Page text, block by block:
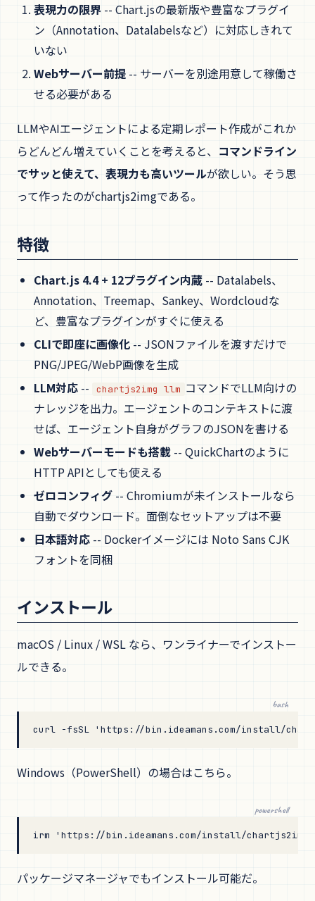
表現力の限界 -- Chart.jsの最新版や豊富なプラグイ
ン（Annotation、Datalabelsなど）に対応しきれて
いない
Webサーバー前提 -- サーバーを別途用意して稼働さ
せる必要がある
LLMやAIエージェントによる定期レポート作成がこれか
らどんどん増えていくことを考えると、 コマンドライン
でサッと使えて、表現力も高いツールが欲しい。そう思
って作ったのがchartjs2imgである。
特徴
Chart.js 4.4 + 12プラグイン内蔵 -- Datalabels、
Annotation、Treemap、Sankey、Wordcloudな
ど、豊富なプラグインがすぐに使える
CLIで即座に画像化 -- JSONファイルを渡すだけで
PNG/JPEG/WebP画像を生成
LLM対応 -- chartjs2img llm コマンドでLLM向けの
ナレッジを出力。エージェントのコンテキストに渡
せば、エージェント自身がグラフのJSONを書ける
Webサーバーモードも搭載 -- QuickChartのように
HTTP APIとしても使える
ゼロコンフィグ -- Chromiumが未インストールなら
自動でダウンロード。面倒なセットアップは不要
日本語対応 -- Dockerイメージには Noto Sans CJK
フォントを同梱
インストール
macOS / Linux / WSL なら、ワンライナーでインストー
ルできる。
bash
curl -fsSL 'https://bin.ideamans.com/install/
Windows（PowerShell）の場合はこちら。
powershell
irm 'https://bin.ideamans.com/install/
パッケージマネージャでもインストール可能だ。